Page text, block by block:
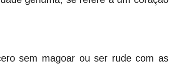
sem magoar ou ser rude com as